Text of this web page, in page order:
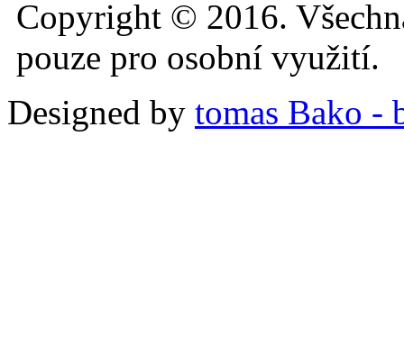
Copyright © 2016.
pouze pro osobní využití.
Designed by tomas Bako -